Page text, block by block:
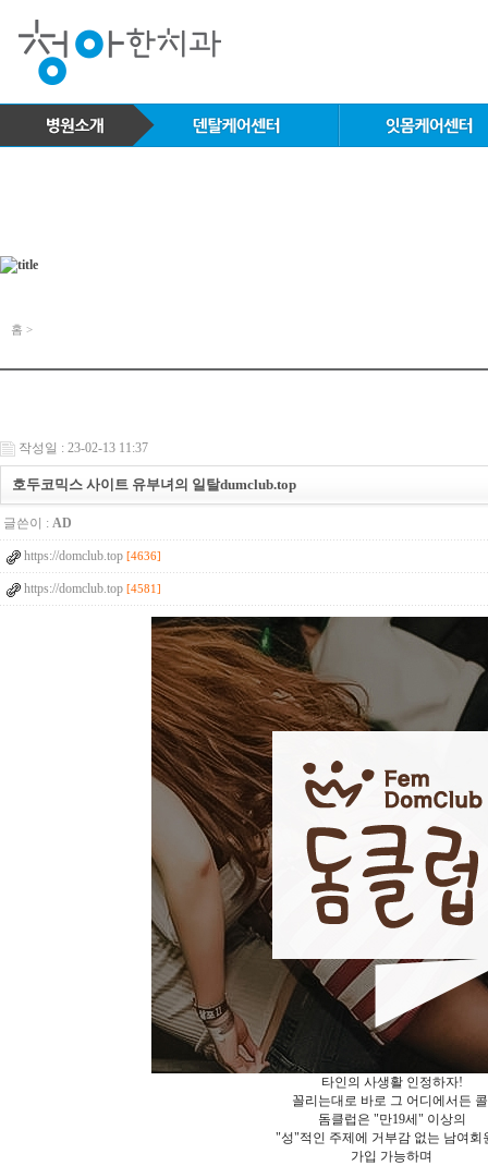
홈 >
작성일 : 23-02-13 11:37
호두코믹스 사이트 유부녀의 일탈dumclub.top
글쓴이 : AD
https://domclub.top [4636]
https://domclub.top [4581]
타인의 사생활 인정하자!
꼴리는대로 바로 그 어디에서든
돔클럽은 "만19세" 이상의
"성"적인 주제에 거부감 없는 남여회
가입 가능하며